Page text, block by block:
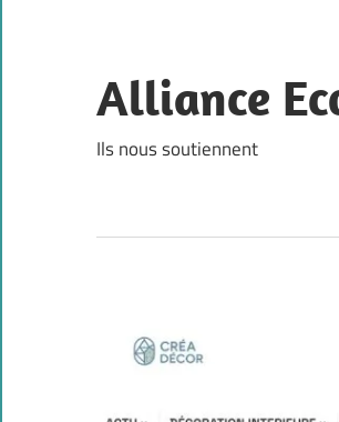
content
Alliance
Ils nous soutiennent